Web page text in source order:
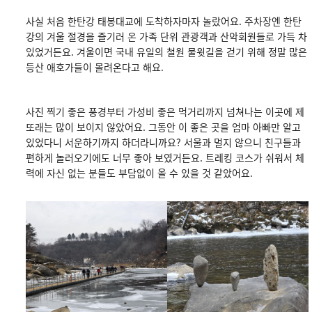
사실 처음 한탄강 태봉대교에 도착하자마자 놀랐어요. 주차장엔 한탄
강의 겨울 절경을 즐기러 온 가족 단위 관광객과 산악회원들로 가득 차
있었거든요. 겨울이면 국내 유일의 철원 물윗길을 걷기 위해 정말 많은
등산 애호가들이 몰려온다고 해요.
사진 찍기 좋은 풍경부터 가성비 좋은 먹거리까지 넘쳐나는 이곳에 제
또래는 많이 보이지 않았어요. 그동안 이 좋은 곳을 엄마 아빠만 알고
있었다니 서운하기까지 하더라니까요? 서울과 멀지 않으니 친구들과
편하게 놀러오기에도 너무 좋아 보였거든요. 트레킹 코스가 쉬워서 체
력에 자신 없는 분들도 부담없이 올 수 있을 것 같았어요.